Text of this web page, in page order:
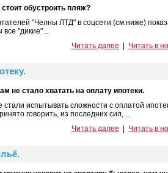
обустроить пляж?
"Челны ЛТД" в соцсети (см.ниже)
все "дикие" ...
Читать далее
Читать в
не стало хватать на оплату ипотеки.
стали испытывать сложности с оплатой
говорить, из последних сил, ...
Читать далее
Читать в